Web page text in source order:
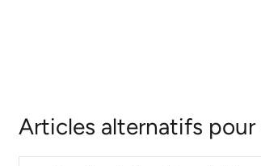
Articles alternatifs pour